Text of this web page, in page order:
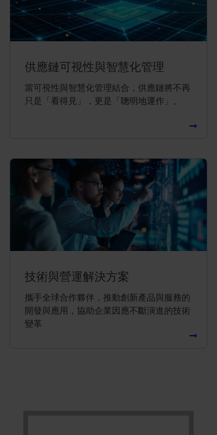
供應鏈可視性與智慧化管理
當可視性與智慧化管理結合，供應鏈將不再
只是「看得見」，更是「聰明地運作」。
技術與營運解決方案
攜手全球合作夥伴，推動創新產品與服務的
開發與應用，協助企業因應不斷演進的技術
變革